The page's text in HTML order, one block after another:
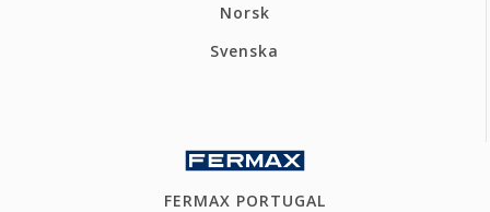
Norsk
Svenska
FERMAX PORTUGAL